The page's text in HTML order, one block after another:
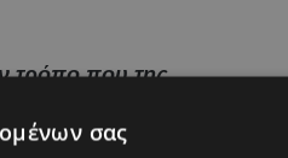
τρόπο που της
οι
να το γεννήσεις
σας